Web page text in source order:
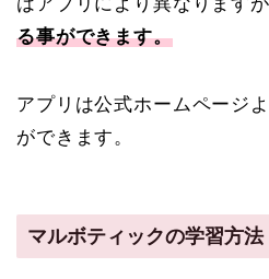
はアプリにより異なりますが
る事ができます。
アプリは公式ホームページ
ができます。
マルボティックの学習方